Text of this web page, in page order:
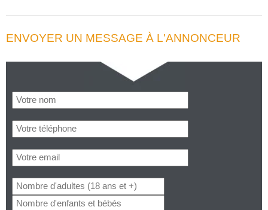
ENVOYER UN MESSAGE À L'ANNONCEUR